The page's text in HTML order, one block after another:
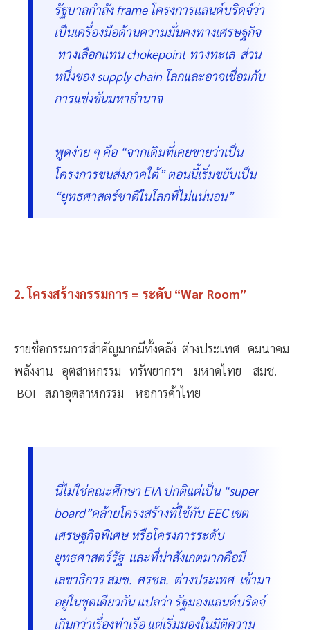
รัฐบาลกำลัง frame โครงการแลนด์บริดจ์ว่า
เป็นเครื่องมือด้านความมั่นคงทางเศรษฐกิจ
ทางเลือกแทน chokepoint ทางทะเล ส่วน
หนึ่งของ supply chain โลกและอาจเชื่อมกับ
การแข่งขันมหาอำนาจ
พูดง่าย ๆ คือ “จากเดิมที่เคยขายว่าเป็น
โครงการขนส่งภาคใต้” ตอนนี้เริ่มขยับเป็น
“ยุทธศาสตร์ชาติในโลกที่ไม่แน่นอน”
2. โครงสร้างกรรมการ = ระดับ “War Room”
รายชื่อกรรมการสำคัญมากมีทั้งคลัง ต่างประเทศ คมนาคม
พลังงาน อุตสาหกรรม ทรัพยากรฯ มหาดไทย สมช.
BOI สภาอุตสาหกรรม หอการค้าไทย
นี่ไม่ใช่คณะศึกษา EIA ปกติแต่เป็น “super
board”คล้ายโครงสร้างที่ใช้กับ EEC เขต
เศรษฐกิจพิเศษ หรือโครงการระดับ
ยุทธศาสตร์รัฐ และที่น่าสังเกตมากคือมี
เลขาธิการ สมช. ศรชล. ต่างประเทศ เข้ามา
อยู่ในชุดเดียวกัน แปลว่า รัฐมองแลนด์บริดจ์
เกินกว่าเรื่องท่าเรือ แต่เริ่มมองในมิติความ